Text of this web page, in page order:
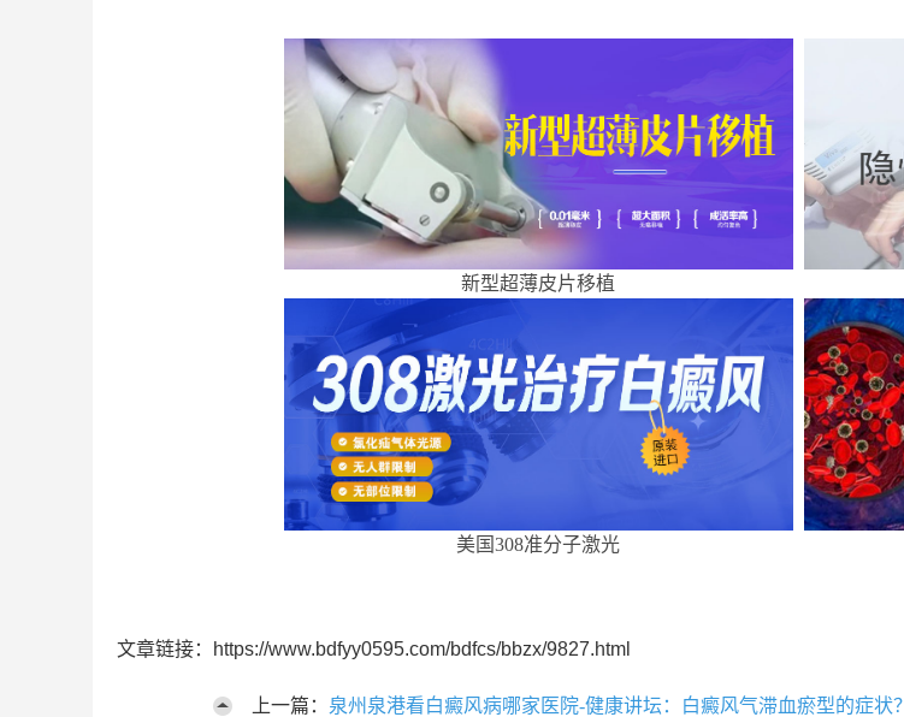
新型超薄皮片移植
美国308准分子激光
文章链接：https://www.bdfyy0595.com/bdfcs/bbzx/9827.html
上一篇： 泉州泉港看白癜风病哪家医院-健康讲坛：白癜风气滞血瘀型的症状？